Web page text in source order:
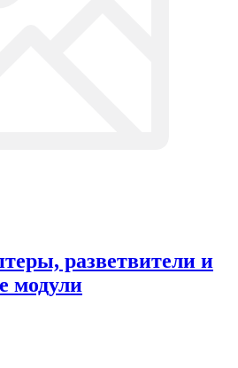
разветвители и
модули